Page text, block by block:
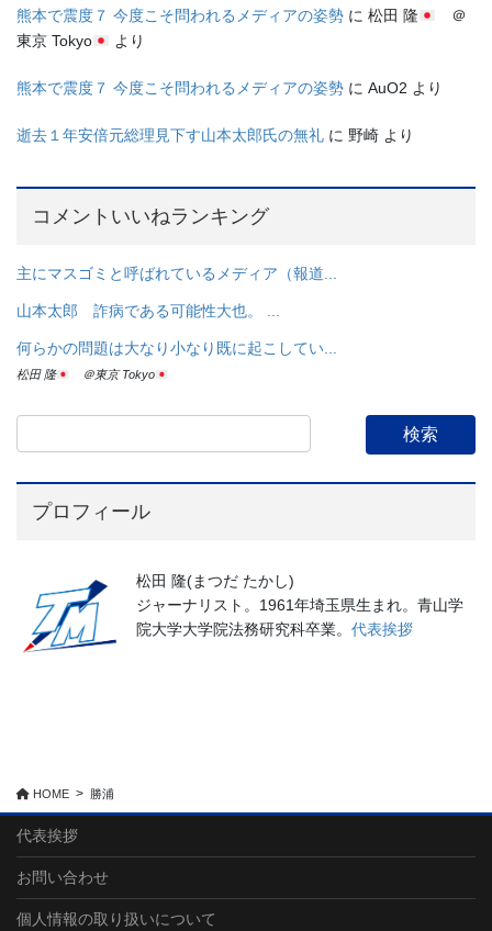
熊本で震度７ 今度こそ問われるメディアの姿勢 に 松田 隆
＠
東京 Tokyo
より
熊本で震度７ 今度こそ問われるメディアの姿勢 に AuO2 より
逝去１年安倍元総理見下す山本太郎氏の無礼 に 野崎 より
コメントいいねランキング
主にマスゴミと呼ばれているメディア（報道...
山本太郎 詐病である可能性大也。 ...
何らかの問題は大なり小なり既に起こしてい...
松田 隆 ＠東京 Tokyo
プロフィール
松田 隆(まつだ たかし)
ジャーナリスト。1961年埼玉県生まれ。青山学
院大学大学院法務研究科卒業。 代表挨拶
HOME 勝浦
代表挨拶
お問い合わせ
個人情報の取り扱いについて